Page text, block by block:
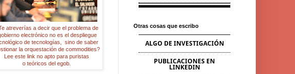
atreverías a decir que el problema de
electrónico no es el despliegue
de tecnologías, sino de saber
la orquestación de commodities?
Lee este link no apto para puristas
o teóricos del egob.
Otras cosas que escribo
ALGO DE INVESTIGACIÓN
PUBLICACIONES EN
LINKEDIN